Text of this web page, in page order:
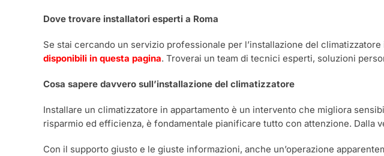
Dove trovare installatori esperti a Roma
Se stai cercando un servizio professionale per l’installazione del
disponibili in questa pagina. Troverai un team di tecnici esperti, soluzioni
Cosa sapere davvero sull’installazione del climatizzatore
Installare un climatizzatore in appartamento è un intervento che migliora
risparmio ed efficienza, è fondamentale pianificare tutto con attenzione. Dalla
Con il supporto giusto e le giuste informazioni, anche un’operazione